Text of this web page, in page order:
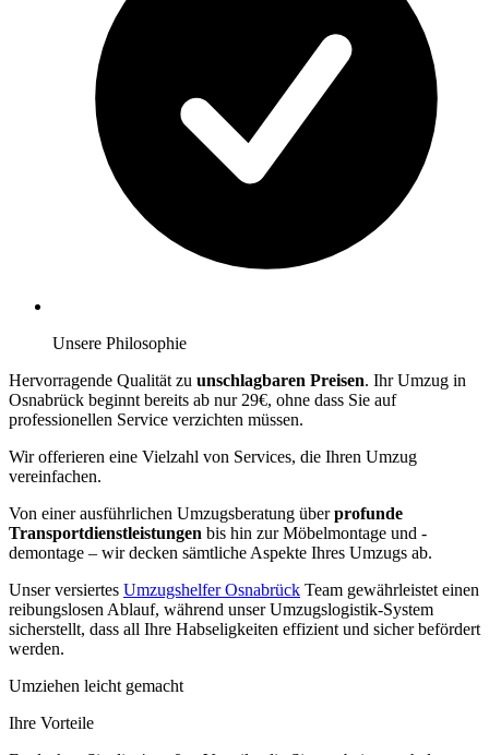
Unsere Philosophie
Hervorragende Qualität zu unschlagbaren Preisen. Ihr Umzug in
Osnabrück beginnt bereits ab nur 29€, ohne dass Sie auf
professionellen Service verzichten müssen.
Wir offerieren eine Vielzahl von Services, die Ihren Umzug
vereinfachen.
Von einer ausführlichen Umzugsberatung überprofunde
Transportdienstleistungen bis hin zur Möbelmontage und -
demontage – wir decken sämtliche Aspekte Ihres Umzugs ab.
Unser versiertes Umzugshelfer Osnabrück Team gewährleistet einen
reibungslosen Ablauf, während unser Umzugslogistik-System
sicherstellt, dass all Ihre Habseligkeiten effizient und sicher befördert
werden.
Umziehen leicht gemacht
Ihre Vorteile